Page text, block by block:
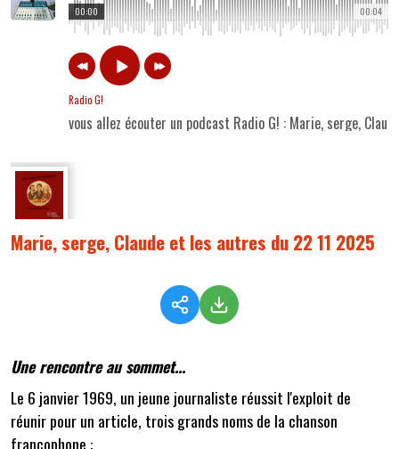
00:04
00:00
Radio G!
vous allez écouter un podcast Radio G! : Marie, serge,
Marie, serge, Claude et les autres du 22 11 2025
Une rencontre au sommet...
Le 6 janvier 1969, un jeune journaliste réussit l'exploit de
réunir pour un article, trois grands noms de la chanson
francophone :